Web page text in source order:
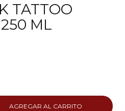
TATTOO
ML